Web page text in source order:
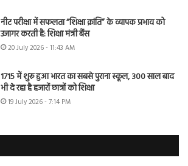
नीट परीक्षा में सफलता “शिक्षा क्रांति” के व्यापक प्रभाव को
उजागर करती है: शिक्षा मंत्री बैंस
20 July 2026 - 11:43 AM
1715 में शुरू हुआ भारत का सबसे पुराना स्कूल, 300 साल बाद
भी दे रहा है हजारों छात्रों को शिक्षा
19 July 2026 - 7:14 PM